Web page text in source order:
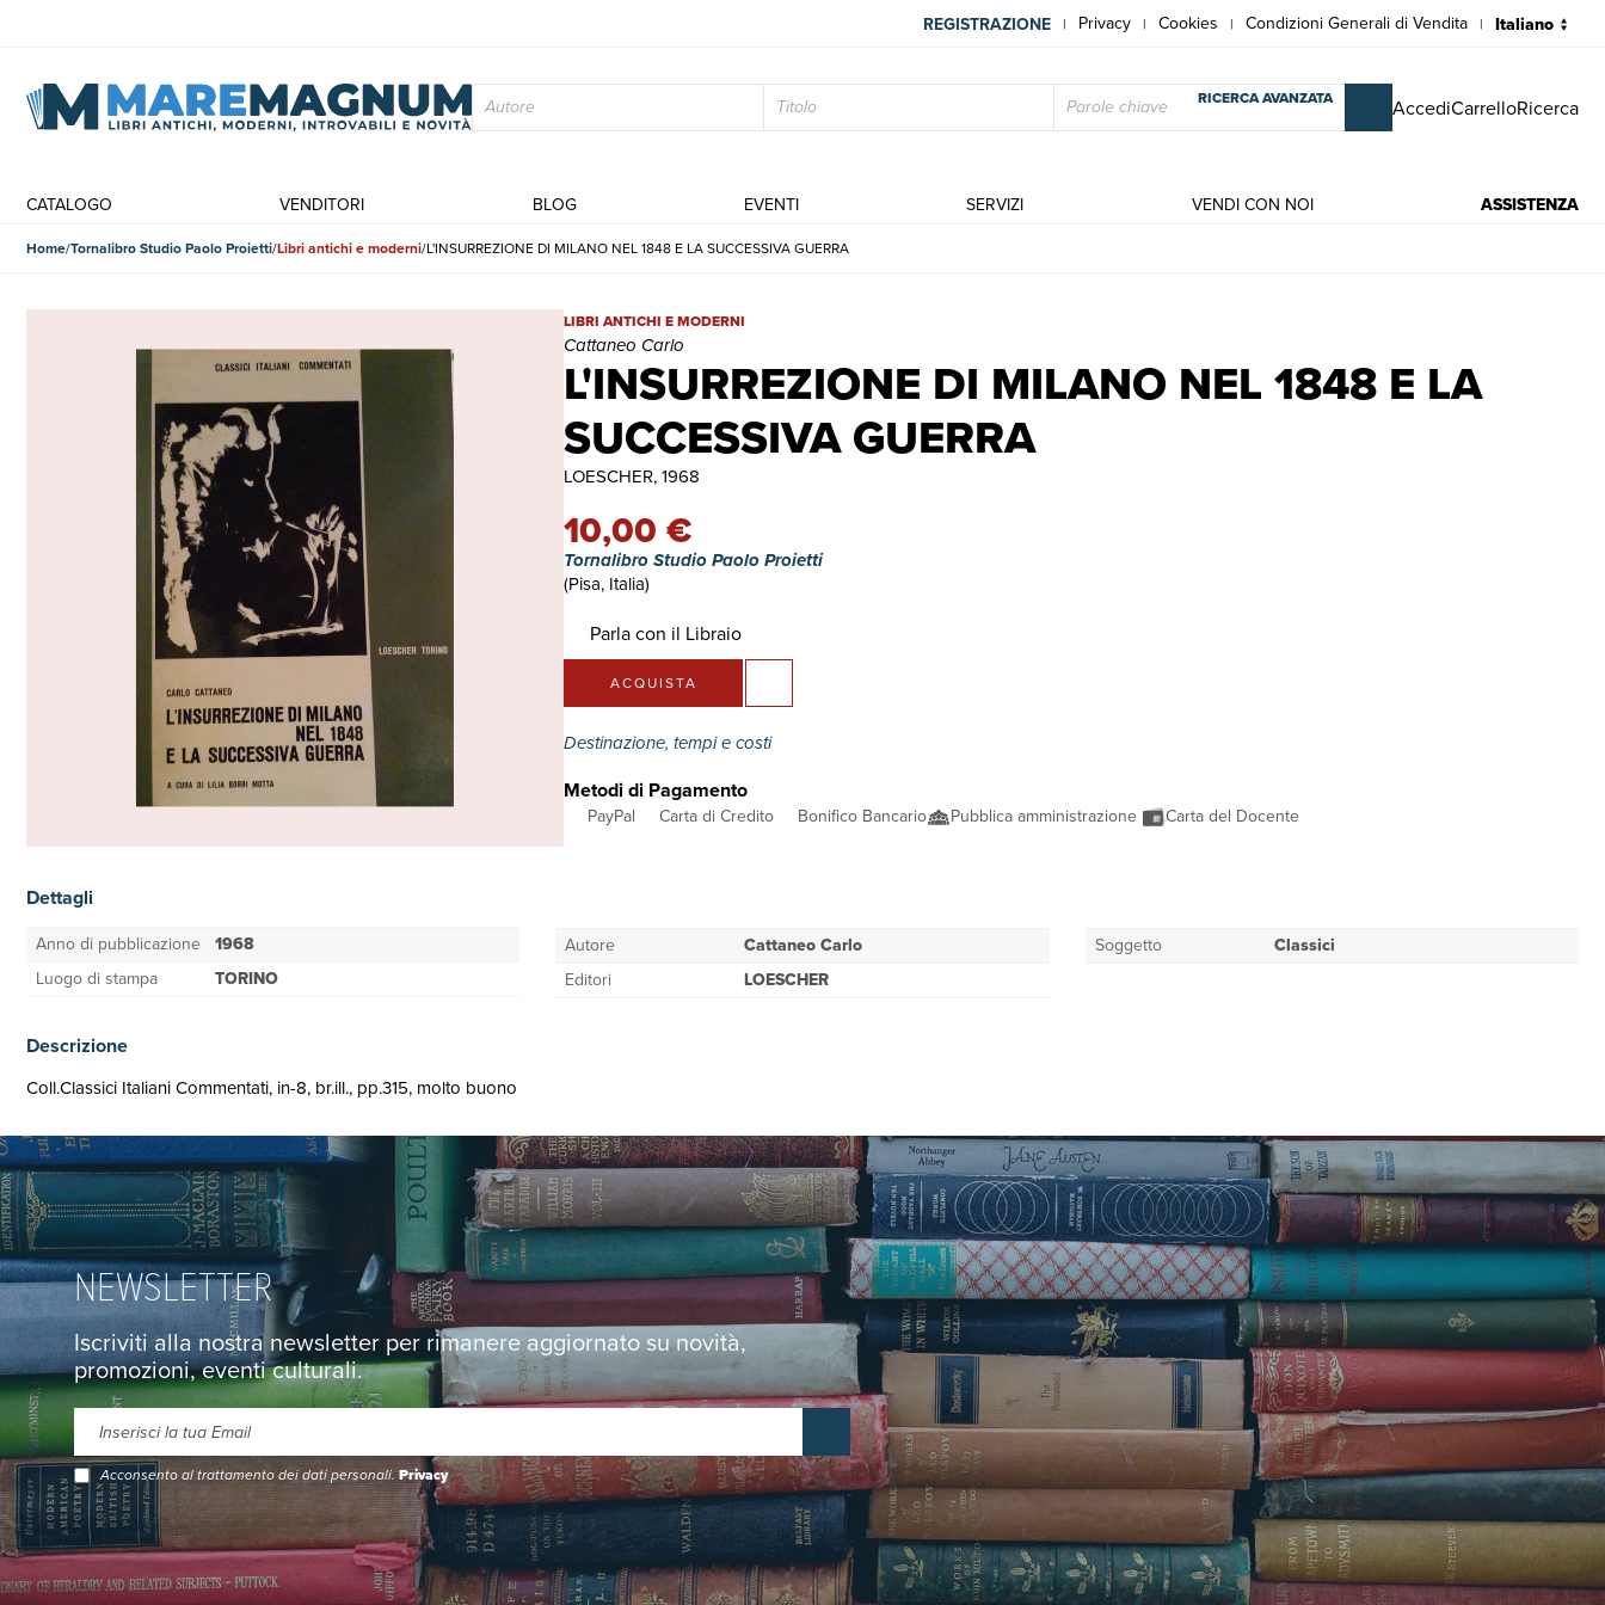
REGISTRAZIONE | Privacy | Cookies | Condizioni Generali di Vendita |
RICERCA AVANZATA AccediCarrelloRicerca
CATALOGO VENDITORI BLOG EVENTI SERVIZI VENDI CON NOI ASSISTENZA
Home Tornalibro Studio Paolo Proietti Libri antichi e moderni L'INSURREZIONE DI MILANO NEL 1848 E LA SUCCESSIVA GUERRA
L'INSURREZIONE DI MILANO NEL 1848 E LA
SUCCESSIVA GUERRA
L'INSURREZIONE DI MILANO NEL 1848 E LA SUCCESSIVA GUERRA | Libri antichi e moderni | Cattaneo Carlo
LIBRI ANTICHI E MODERNI
Cattaneo Carlo
LOESCHER, 1968
10,00 €
Tornalibro Studio Paolo Proietti
(Pisa, Italia)
Parla con il Libraio
ACQUISTA
Destinazione, tempi e costi
Metodi di Pagamento
PayPal Carta di Credito Bonifico Bancario Pubblica amministrazione Carta del Docente
Dettagli
Anno di pubblicazione 1968
Luogo di stampa
TORINO
Autore
Cattaneo Carlo
Editori
LOESCHER
Soggetto Classici
Descrizione
Coll.Classici Italiani Commentati, in-8, br.ill., pp.315, molto buono
NEWSLETTER
Iscriviti alla nostra newsletter per rimanere aggiornato su novità,
promozioni, eventi culturali.
Acconsento al trattamento dei dati personali.Privacy